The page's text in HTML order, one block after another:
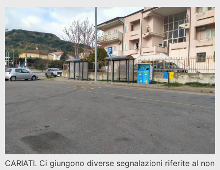
CARIATI. Ci giungono diverse segnalazioni riferite al non